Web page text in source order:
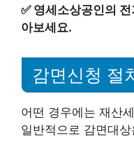
✅ 영세소상공인의
아보세요.
감면신청 절
어떤 경우에는 재산
일반적으로 감면대